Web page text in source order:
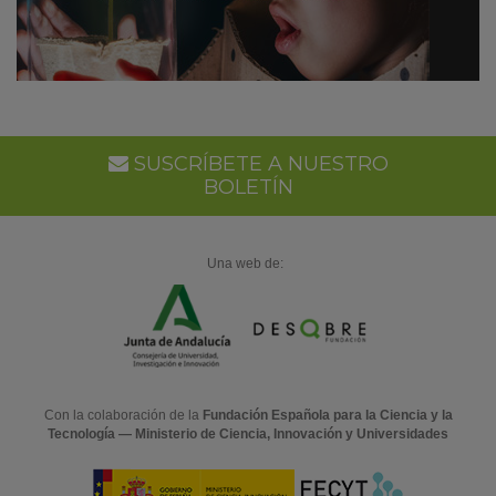
SUSCRÍBETE A NUESTRO
BOLETÍN
Una web de:
Con la colaboración de la Fundación Española para la Ciencia y la
Tecnología — Ministerio de Ciencia, Innovación y Universidades